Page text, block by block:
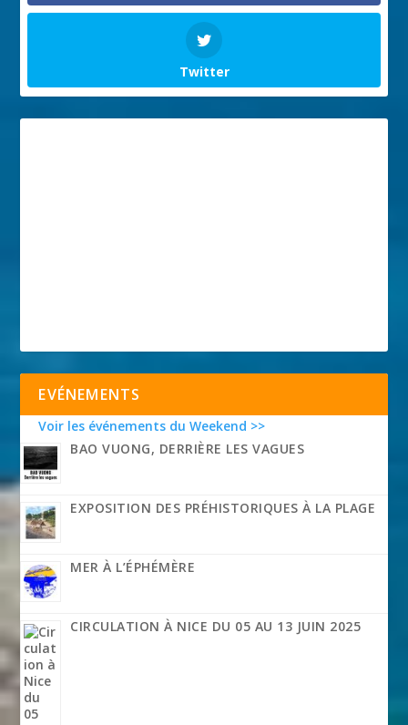
Twitter
EVÉNEMENTS
Voir les événements du Weekend >>
BAO VUONG, DERRIÈRE LES VAGUES
EXPOSITION DES PRÉHISTORIQUES À LA PLAGE
MER À L’ÉPHÉMÈRE
CIRCULATION À NICE DU 05 AU 13 JUIN 2025